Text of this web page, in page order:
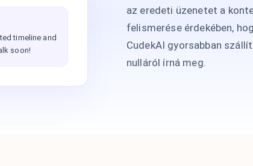
timeline and
soon!
az eredeti üzenetet a
felismerése érdekében,
CudekAI gyorsabban
nulláról írná meg.